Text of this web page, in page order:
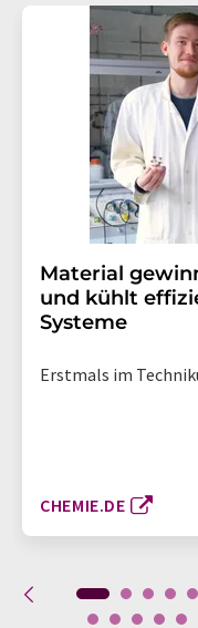
Material
und kühlt
Systeme
Erstmals im
CHEMIE.DE